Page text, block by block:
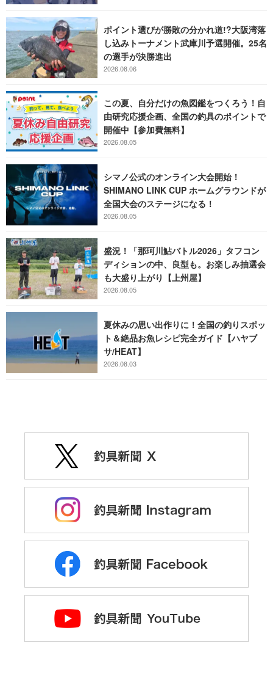
ポイント選びが勝敗の分かれ道!?大阪湾落
し込みトーナメント武庫川予選開催。25名
の選手が決勝進出
2026.08.06
この夏、自分だけの魚図鑑をつくろう！自
由研究応援企画、全国の釣具のポイントで
開催中【参加費無料】
2026.08.05
シマノ公式のオンライン大会開始！
SHIMANO LINK CUP ホームグラウンドが
全国大会のステージになる！
2026.08.05
盛況！「那珂川鮎バトル2026」タフコン
ディションの中、良型も。お楽しみ抽選会
も大盛り上がり【上州屋】
2026.08.05
夏休みの思い出作りに！全国の釣りスポッ
ト＆絶品お魚レシピ完全ガイド【ハヤブ
サ/HEAT】
2026.08.03